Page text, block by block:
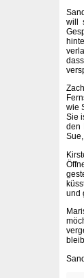
will
wie
Sie
den
und